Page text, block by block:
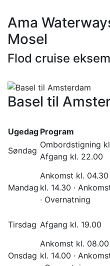
Ama
Mosel
Flod cruise
Basel til
Ugedag Program
Søndag
Ombordstigning
Afgang kl. 22.00
Mandag
Ankomst kl. 04.30
kl. 14.30 ·
· Overnatning
Tirsdag Afgang kl. 19.00
Onsdag
Ankomst kl. 08.00
kl. 14.00 ·